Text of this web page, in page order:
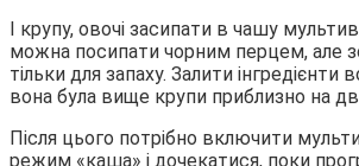
І крупу, овочі засипати в чашу
можна посипати чорним перцем, але
тільки для запаху. Залити
вона була вище крупи приблизно на
Після цього потрібно включити
режим «каша» і дочекатися, поки